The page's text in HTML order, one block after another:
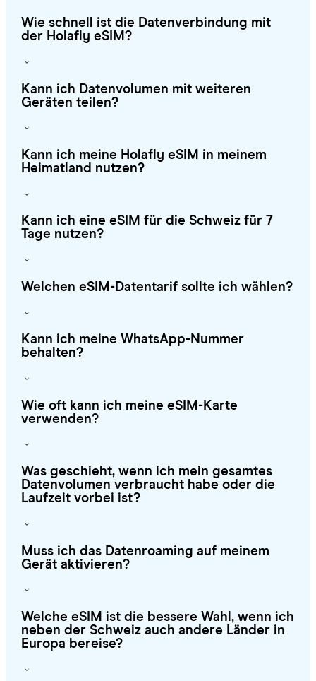
Wie schnell ist die Datenverbindung mit
der Holafly eSIM?
Kann ich Datenvolumen mit weiteren
Geräten teilen?
Kann ich meine Holafly eSIM in meinem
Heimatland nutzen?
Kann ich eine eSIM für die Schweiz für 7
Tage nutzen?
Welchen eSIM-Datentarif sollte ich wählen?
Kann ich meine WhatsApp-Nummer
behalten?
Wie oft kann ich meine eSIM-Karte
verwenden?
Was geschieht, wenn ich mein gesamtes
Datenvolumen verbraucht habe oder die
Laufzeit vorbei ist?
Muss ich das Datenroaming auf meinem
Gerät aktivieren?
Welche eSIM ist die bessere Wahl, wenn ich
neben der Schweiz auch andere Länder in
Europa bereise?